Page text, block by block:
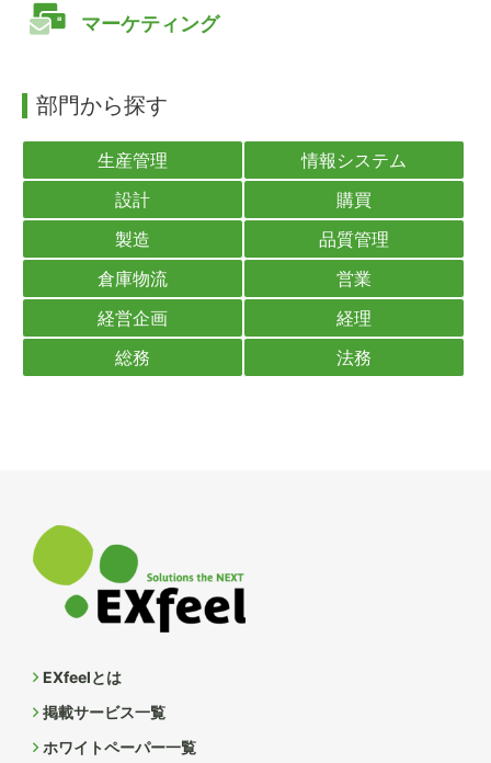
マーケティング
部門から探す
生産管理
情報システム
設計
購買
製造
品質管理
倉庫物流
営業
経営企画
経理
総務
法務
EXfeelとは
掲載サービス一覧
ホワイトペーパー一覧